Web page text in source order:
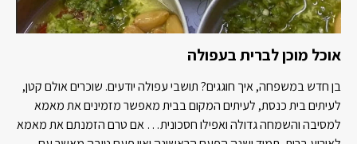
אוכל מוכן לברית בעפולה
בן חדש במשפחה, איך חוגגים? תושבי עפולה יודעים. שוכרים אולם קטן,
לעיתים בית כנסת, לעיתים המקום בבית מאפשר מזמינים את מאמא
למסיבה והשמחה גדולה ואפילו חסכונית… אם טרם הזמנתם את מאמא